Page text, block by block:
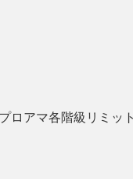
ロアマ各階級リミッ